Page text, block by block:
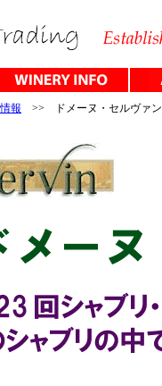
報 >> ドメーヌ・セルヴァ